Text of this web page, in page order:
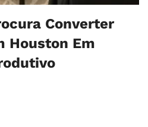
Converter
Houston Em